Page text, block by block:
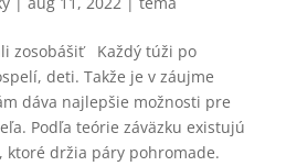
zosobášiť Každý túži po
deti. Takže je v záujme
dáva najlepšie možnosti pre
Podľa teórie záväzku existujú
ktoré držia páry pohromade.